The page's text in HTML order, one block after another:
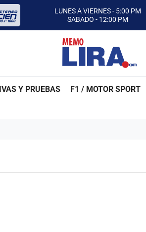
LUNES A VIERNES - 5:00 PM
SABADO - 12:00 PM
ESCUCHA AUTOS AL CIEN
CON MEMO LIRA Y SU EQUIPO
LUNES A VIERNES - 5:00 PM
SABADO - 12:00 PM
Y PRUEBAS F1 / MOTOR SPORT